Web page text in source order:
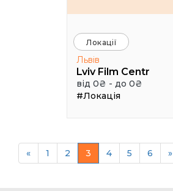
Локації
Львів
Lviv Film Centr
від 0₴ - до 0₴
#Локація
« 1 2 3 4 5 6 »